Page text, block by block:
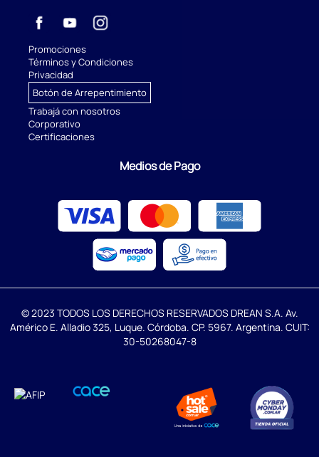
Promociones
Términos y Condiciones
Privacidad
Botón de Arrepentimiento
Trabajá con nosotros
Corporativo
Certificaciones
Medios de Pago
© 2023 TODOS LOS DERECHOS RESERVADOS DREAN S.A. Av.
Américo E. Alladio 325, Luque. Córdoba. CP. 5967. Argentina. CUIT:
30-50268047-8